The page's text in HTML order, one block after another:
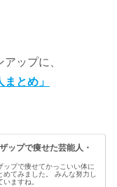
ップに、
とめ」
ップで痩せた芸能人・
ップで痩せてかっこいい体に
てみました。 みんな努力し
ますね。